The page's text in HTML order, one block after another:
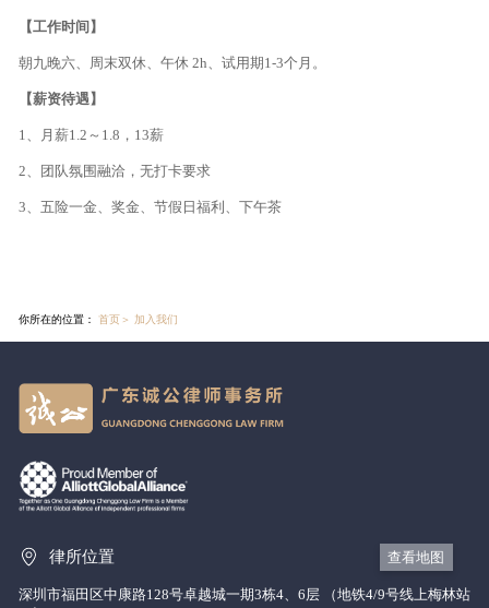
【工作时间】
朝九晚六、周末双休、午休 2h、试用期1-3个月。
【薪资待遇】
1、月薪1.2～1.8，13薪
2、团队氛围融洽，无打卡要求
3、五险一金、奖金、节假日福利、下午茶
你所在的位置： 首页＞ 加入我们
律所位置 查看地图
深圳市福田区中康路128号卓越城一期3栋4、6层 （地铁4/9号线上梅林站